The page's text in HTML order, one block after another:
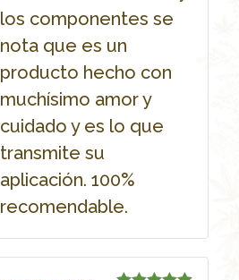
los componentes se
nota que es un
producto hecho con
muchísimo amor y
cuidado y es lo que
transmite su
aplicación. 100%
recomendable.